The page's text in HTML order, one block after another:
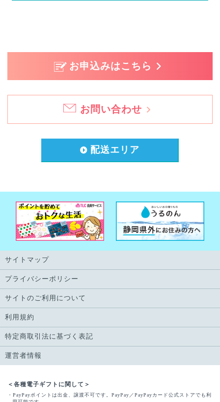
お申込みはこちら
お問い合わせ
配送エリア
サイトマップ
プライバシーポリシー
サイトのご利用について
利用規約
特定商取引法に基づく表記
運営者情報
＜各種電子ギフトに関して＞
・PayPayポイントは出金、譲渡不可です。PayPay／PayPayカード公式ストアでも利